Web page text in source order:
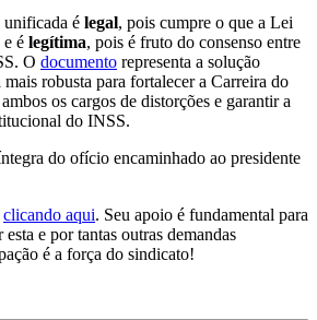
unificada é legal, pois cumpre o que a Lei
é legítima, pois é fruto do consenso entre
O documento representa a solução
robusta para fortalecer a Carreira do
os cargos de distorções e garantir a
do INSS.
do ofício encaminhado ao presidente
clicando aqui. Seu apoio é fundamental para
e por tantas outras demandas
é a força do sindicato!